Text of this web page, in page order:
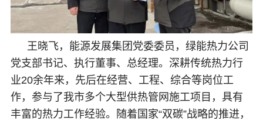
王晓飞，能源发展集团党委委员，绿能热力公司
党支部书记、执行董事、总经理。深耕传统热力行
业20余年来，先后在经营、工程、综合等岗位工
作，参与了我市多个大型供热管网施工项目，具有
丰富的热力工作经验。随着国家“双碳”战略的推进，